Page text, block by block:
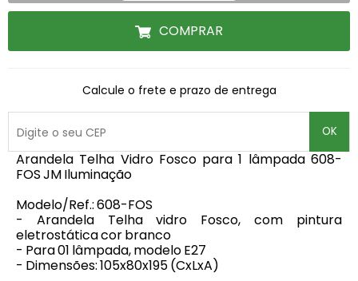
COMPRAR
Calcule o frete e prazo de entrega
OK
Arandela Telha Vidro Fosco para 1 lâmpada 608-
FOS JM Iluminação
Modelo/Ref.: 608-FOS
- Arandela Telha vidro Fosco, com pintura
eletrostática cor branco
- Para 01 lâmpada, modelo E27
- Dimensões: 105x80x195 (CxLxA)